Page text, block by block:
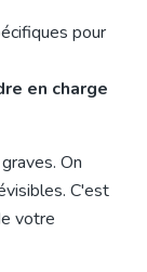
pour
en charge
On
C'est
votre